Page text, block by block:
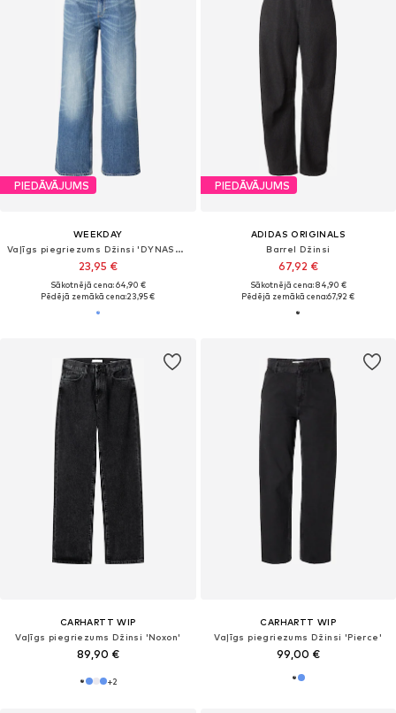
PIEDĀVĀJUMS
WEEKDAY
Vaļīgs piegriezums Džinsi 'DYNASTY'
23,95 €
Sākotnējā cena: 64,90 €
Pēdējā zemākā cena:23,95 €
PIEDĀVĀJUMS
ADIDAS ORIGINALS
Barrel Džinsi
67,92 €
Sākotnējā cena: 84,90 €
Pēdējā zemākā cena:67,92 €
CARHARTT WIP
Vaļīgs piegriezums Džinsi 'Noxon'
89,90 €
+2
CARHARTT WIP
Vaļīgs piegriezums Džinsi 'Pierce'
99,00 €